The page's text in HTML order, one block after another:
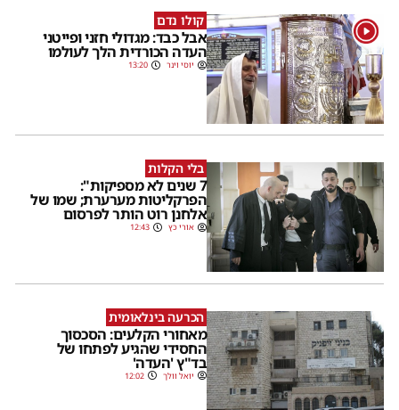
1 קולו נדם
אבל כבד: מגדולי חזני ופייטני
העדה הכורדית הלך לעולמו
יוסי וינר 13:20
בלי הקלות
7 שנים לא מספיקות":
הפרקליטות מערערת; שמו של
אלחנן רוט הותר לפרסום
אורי כץ 12:43
הכרעה בינלאומית
מאחורי הקלעים: הסכסוך
החסידי שהגיע לפתחו של
בד"ץ 'העדה'
יואל וולך 12:02